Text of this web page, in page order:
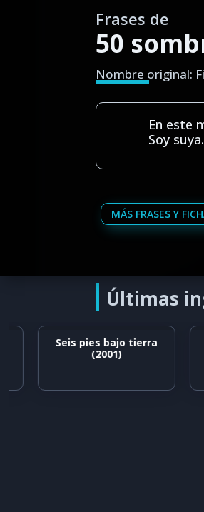
Frases de
50
Nombre original:
En este
Soy suya.
MÁS FRASES Y
Últimas
Seis pies bajo tierra
(2001)